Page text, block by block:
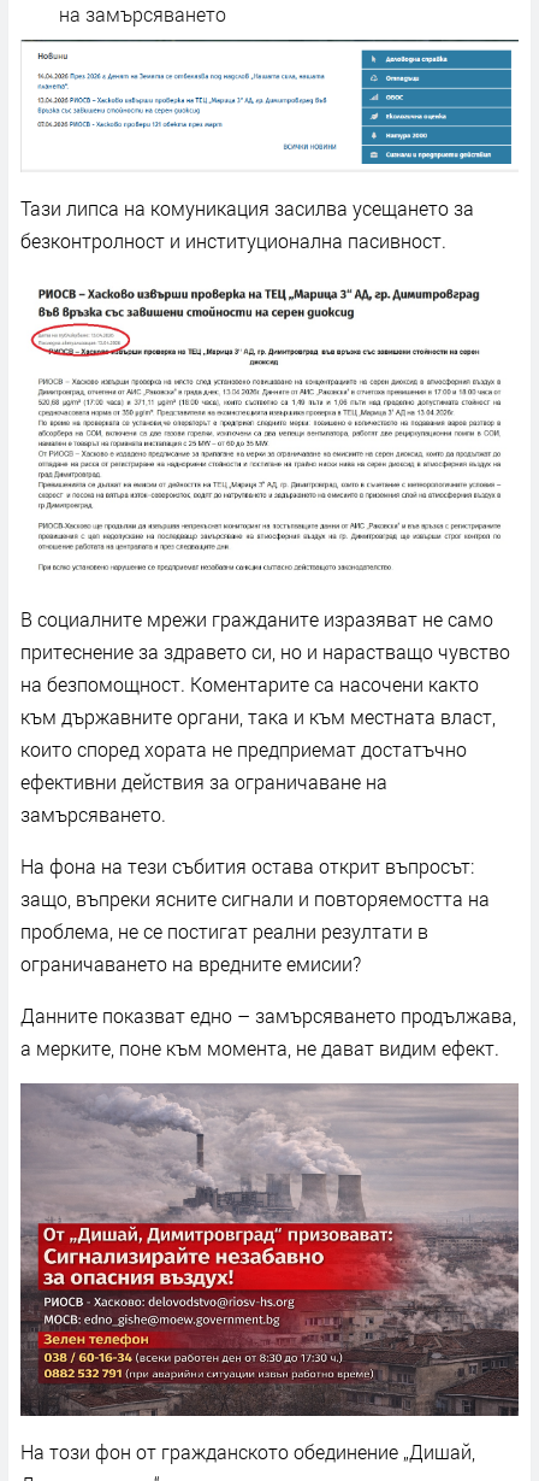
на замърсяването
Тази липса на комуникация засилва усещането за
безконтролност и институционална пасивност.
В социалните мрежи гражданите изразяват не само
притеснение за здравето си, но и нарастващо чувство
на безпомощност. Коментарите са насочени както
към държавните органи, така и към местната власт,
които според хората не предприемат достатъчно
ефективни действия за ограничаване на
замърсяването.
На фона на тези събития остава открит въпросът:
защо, въпреки ясните сигнали и повторяемостта на
проблема, не се постигат реални резултати в
ограничаването на вредните емисии?
Данните показват едно – замърсяването продължава,
а мерките, поне към момента, не дават видим ефект.
На този фон от гражданското обединение „Дишай,